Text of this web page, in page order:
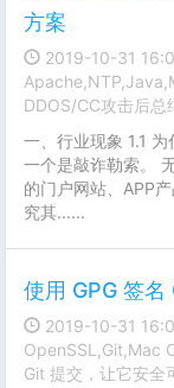
方案
2019-10-31
DDOS/CC攻击后总
一、行业现象 1.1
一个是敲诈勒索。
的门户网站、APP
究其......
使用 GPG 签
2019-10-31
OpenSSL,Git,Mac
Git 提交，让它安全